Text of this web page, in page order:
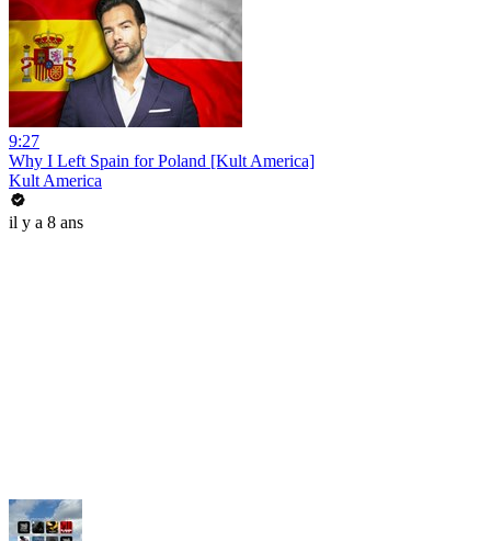
9:27
Why I Left Spain for Poland [Kult America]
Kult America
il y a 8 ans